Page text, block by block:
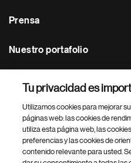
Prensa
Nuestro portafolio
Footer Site Search
Tu privacidad es
Utilizamos cookies para mejorar
páginas web: las cookies de
utiliza esta página web, las
preferencias y las cookies de
contenido relevante para usted.